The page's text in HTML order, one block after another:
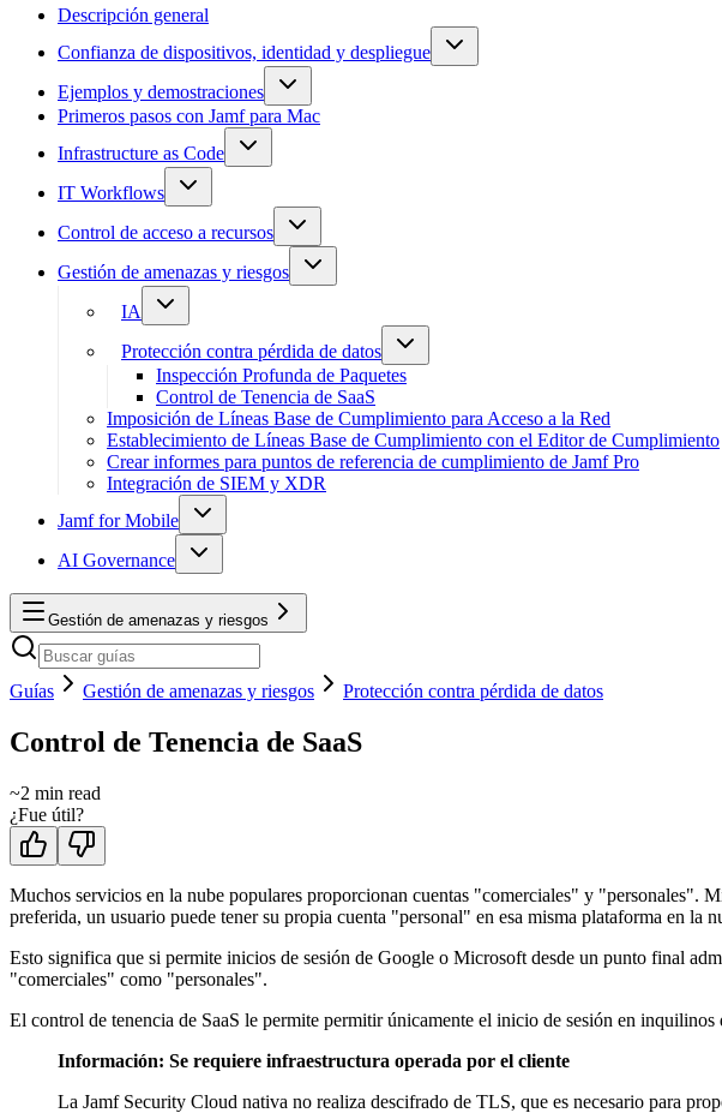
Descripción general
Confianza de dispositivos, identidad y despliegue
Ejemplos y demostraciones
Primeros pasos con Jamf para Mac
Infrastructure as Code
IT Workflows
Control de acceso a recursos
Gestión de amenazas y riesgos
IA
Protección contra pérdida de datos
Inspección Profunda de Paquetes
Control de Tenencia de SaaS
Imposición de Líneas Base de Cumplimiento para Acceso a la Red
Establecimiento de Líneas Base de Cumplimiento con el Editor de Cumplimiento
Crear informes para puntos de referencia de cumplimiento de Jamf Pro
Integración de SIEM y XDR
Jamf for Mobile
AI Governance
Gestión de amenazas y riesgos
Guías Gestión de amenazas y riesgos Protección contra pérdida de datos
Control de Tenencia de SaaS
~2 min read
¿Fue útil?
Muchos servicios en la nube populares proporcionan cuentas "comerciales" y "personales".
preferida, un usuario puede tener su propia cuenta "personal" en esa misma plataforma en la
Esto significa que si permite inicios de sesión de Google o Microsoft desde un punto final
"comerciales" como "personales".
El control de tenencia de SaaS le permite permitir únicamente el inicio de sesión en
Información: Se requiere infraestructura operada por el cliente
La Jamf Security Cloud nativa no realiza descifrado de TLS, que es necesario para